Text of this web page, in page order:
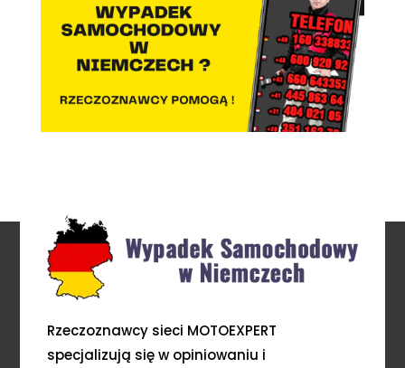
Rzeczoznawcy sieci MOTOEXPERT
specjalizują się w opiniowaniu i